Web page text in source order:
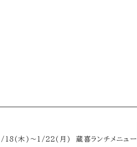
1/18(木)～1/22(月) 蔵喜ランチメニュー